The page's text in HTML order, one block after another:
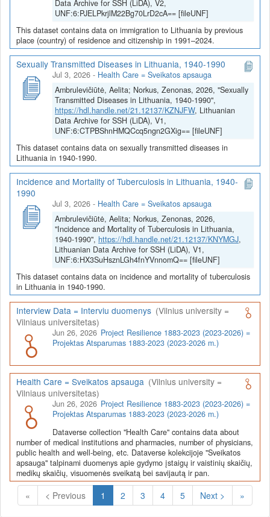
Data Archive for SSH (LiDA), V2,
UNF:6:PJELPkrjlM22Bg70LrD2cA== [fileUNF]
This dataset contains data on immigration to Lithuania by previous
place (country) of residence and citizenship in 1991–2024.
Sexually Transmitted Diseases in Lithuania, 1940-1990
Jul 3, 2026 - Health Care = Sveikatos apsauga
Ambrulevičiūtė, Aelita; Norkus, Zenonas, 2026, "Sexually
Transmitted Diseases in Lithuania, 1940-1990",
https://hdl.handle.net/21.12137/KZNJFW, Lithuanian
Data Archive for SSH (LiDA), V1,
UNF:6:CTPBShnHMQCcq5ngn2GXig== [fileUNF]
This dataset contains data on sexually transmitted diseases in
Lithuania in 1940-1990.
Incidence and Mortality of Tuberculosis in Lithuania, 1940-
1990
Jul 3, 2026 - Health Care = Sveikatos apsauga
Ambrulevičiūtė, Aelita; Norkus, Zenonas, 2026,
"Incidence and Mortality of Tuberculosis in Lithuania,
1940-1990", https://hdl.handle.net/21.12137/KNYMGJ,
Lithuanian Data Archive for SSH (LiDA), V1,
UNF:6:HX3SuHsznLGh4fnYVnnomQ== [fileUNF]
This dataset contains data on incidence and mortality of tuberculosis
in Lithuania in 1940-1990.
Interview Data = Interviu duomenys (Vilnius university =
Vilniaus universitetas)
Jun 26, 2026 Project Resilience 1883-2023 (2023-2026) =
Projektas Atsparumas 1883-2023 (2023-2026 m.)
Health Care = Sveikatos apsauga (Vilnius university =
Vilniaus universitetas)
Jun 26, 2026 Project Resilience 1883-2023 (2023-2026) =
Projektas Atsparumas 1883-2023 (2023-2026 m.)
Dataverse collection "Health Care" contains data about
number of medical institutions and pharmacies, number of physicians,
public health and well-being, etc. Dataverse kolekcijoje "Sveikatos
apsauga" talpinami duomenys apie gydymo įstaigų ir vaistinių skaičių,
medikų skaičių, visuomenės sveikatą bei savijautą ir pan.
« < Previous 1 (Current)
2 3 4 5 Next > »